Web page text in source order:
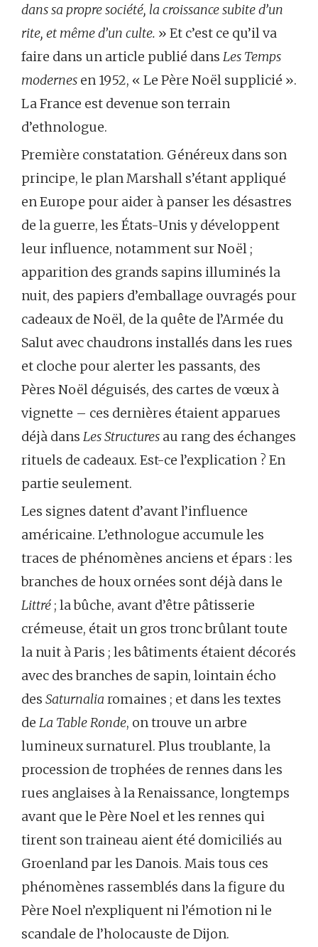
dans sa propre société, la croissance subite d’un
rite, et même d’un culte. » Et c’est ce qu’il va
faire dans un article publié dans Les Temps
modernes en 1952, « Le Père Noël supplicié ».
La France est devenue son terrain
d’ethnologue.
Première constatation. Généreux dans son
principe, le plan Marshall s’étant appliqué
en Europe pour aider à panser les désastres
de la guerre, les États-Unis y développent
leur influence, notamment sur Noël ;
apparition des grands sapins illuminés la
nuit, des papiers d’emballage ouvragés pour
cadeaux de Noël, de la quête de l’Armée du
Salut avec chaudrons installés dans les rues
et cloche pour alerter les passants, des
Pères Noël déguisés, des cartes de vœux à
vignette – ces dernières étaient apparues
déjà dans Les Structures au rang des échanges
rituels de cadeaux. Est-ce l’explication ? En
partie seulement.
Les signes datent d’avant l’influence
américaine. L’ethnologue accumule les
traces de phénomènes anciens et épars : les
branches de houx ornées sont déjà dans le
Littré ; la bûche, avant d’être pâtisserie
crémeuse, était un gros tronc brûlant toute
la nuit à Paris ; les bâtiments étaient décorés
avec des branches de sapin, lointain écho
des Saturnalia romaines ; et dans les textes
de La Table Ronde, on trouve un arbre
lumineux surnaturel. Plus troublante, la
procession de trophées de rennes dans les
rues anglaises à la Renaissance, longtemps
avant que le Père Noel et les rennes qui
tirent son traineau aient été domiciliés au
Groenland par les Danois. Mais tous ces
phénomènes rassemblés dans la figure du
Père Noel n’expliquent ni l’émotion ni le
scandale de l’holocauste de Dijon.